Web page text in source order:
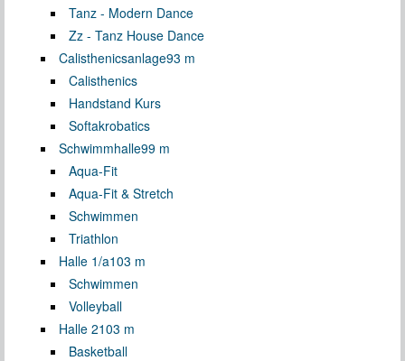
Tanz - Modern Dance
Zz - Tanz House Dance
Calisthenicsanlage93 m
Calisthenics
Handstand Kurs
Softakrobatics
Schwimmhalle99 m
Aqua-Fit
Aqua-Fit & Stretch
Schwimmen
Triathlon
Halle 1/a103 m
Schwimmen
Volleyball
Halle 2103 m
Basketball